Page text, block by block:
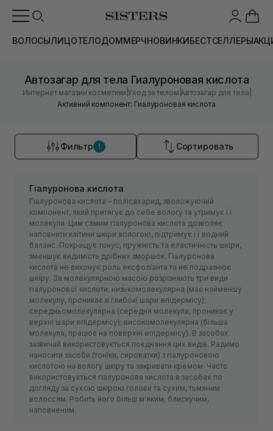
ВОЛОСЫЛИЦОТЕЛОДОММЕРЧНОВИНКИБЕСТСЕЛЛЕРЫ
Автозагар для тела Гиалуроновая кислота
Интернет магазин косметики |Уход за телом |Автозагар для тела
Активний компонент: Гиалуроновая кислота
Фильтр 1 Сортировать
Гіалуронова кислота
Гіалуронова кислота – полісахарид, зволожуючий
компонент, який притягує до себе вологу та утримує її
молекули. Цим самим гіалуронова кислота дозволяє
наповнити клітини шкіри вологою, підтримує її водний
баланс. Покращує тонус, пружність та еластичність шкіри,
зменшує видимість дрібних зморшок. Гіалуронова
кислота не виконує роль ексфоліанта та не подразнює
шкіру. За молекулярною масою розрізняють три види
гіалуронової кислоти: низькомолекулярна (має найменшу
молекулу, проникає в глибокі шари епідермісу);
середньомолекулярна (середня молекула, проникає у
верхні шари епідермісу); високомолекулярна (більша
молекула, працює на поверхні епідермісу). В засобах
зазвичай використовується поєднання цих видів. Радимо
наносити засоби (тоніки, сироватки) з гіалуроновою
кислотою на вологу шкіру та закривати кремом. Часто
використовується гіалуронова кислота в засобах по
догляду за сухою шкірою голови та сухим, тьмяним
волоссям. Робить його більш м'яким, блискучим,
наповненим.